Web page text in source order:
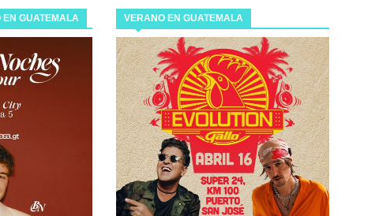
EN GUATEMALA VERANO EN GUATEMALA